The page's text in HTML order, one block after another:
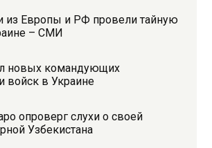
из Европы и РФ провели тайную
– СМИ
новых командующих
войск в Украине
опроверг слухи о своей
Узбекистана